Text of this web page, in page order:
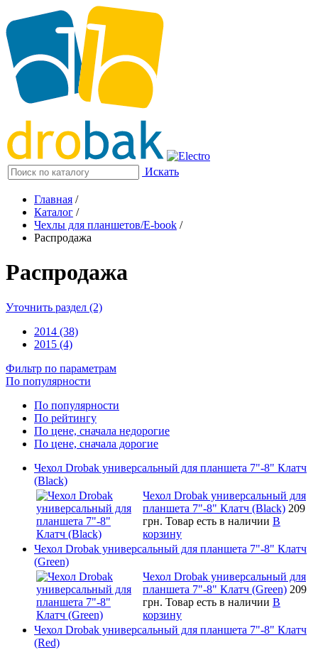
Искать
Главная /
Каталог /
Чехлы для планшетов/E-book /
Распродажа
Распродажа
Уточнить раздел (2)
2014 (38)
2015 (4)
Фильтр по параметрам
По популярности
По популярности
По рейтингу
По цене, сначала недорогие
По цене, сначала дорогие
Чехол Drobak универсальный для планшета 7"-8" Клатч
(Black)
Чехол Drobak универсальный для
планшета 7"-8" Клатч (Black) 209
грн. Товар есть в наличии В
корзину
Чехол Drobak универсальный для планшета 7"-8" Клатч
(Green)
Чехол Drobak универсальный для
планшета 7"-8" Клатч (Green) 209
грн. Товар есть в наличии В
корзину
Чехол Drobak универсальный для планшета 7"-8" Клатч
(Red)